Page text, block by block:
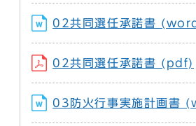
02共同選任承諾書
02共同選任承諾書 (pdf)
03防火行事実施計画書